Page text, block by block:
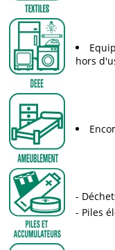
hors
Piles